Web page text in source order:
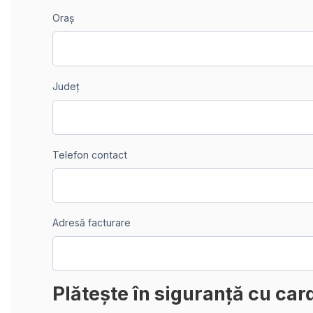
Oraș
Județ
Telefon contact
Adresă facturare
Plătește în siguranță cu